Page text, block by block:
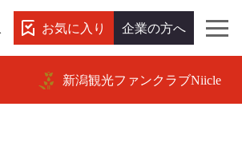
お気に入り 企業の方へ
新潟観光ファンクラブNiicle